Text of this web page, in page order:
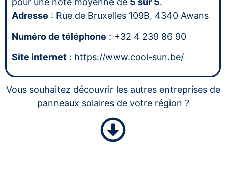
Adresse : Rue de Bruxelles 109B, 4340 Awans
Numéro de téléphone : +32 4 239 86 90
Site internet : https://www.cool-sun.be/
Vous souhaitez découvrir les autres entreprises de
panneaux solaires de votre région ?